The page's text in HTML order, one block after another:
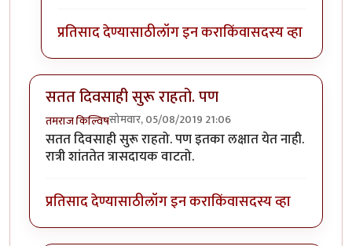
प्रतिसाद देण्यासाठीलॉग इन कराकिंवासदस्य व्हा
सतत दिवसाही सुरू राहतो. पण
तमराज किल्विषसोमवार, 05/08/2019 21:06
सतत दिवसाही सुरू राहतो. पण इतका लक्षात येत नाही.
रात्री शांततेत त्रासदायक वाटतो.
प्रतिसाद देण्यासाठीलॉग इन कराकिंवासदस्य व्हा